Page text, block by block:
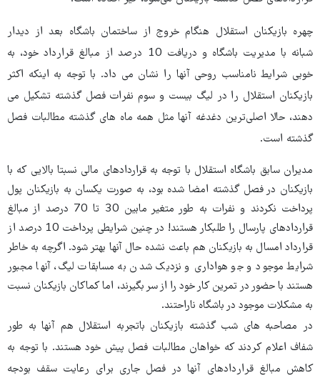
چهره بازیکنان استقلال هنگام خروج از ساختمان باشگاه بعد از دیدار
شبانه با مدیریت باشگاه و دریافت 10 درصد از مبالغ قرارداد خود، به
خوبی شرایط نامناسب روحی آنها را نشان می داد. با توجه به اینکه اکثر
بازیکنان استقلال را در لیگ بیست و سوم نفرات فصل گذشته تشکیل می
دهند، حالا اصلی‌ترین دغدغه آنها مثل همه ماه های گذشته مطالبات فصل
گذشته است.
مدیران سابق باشگاه استقلال با توجه به قراردادهای مالی نسبتا بالایی که با
بازیکنان در فصل گذشته امضا شده بود، به صورت یکسان به بازیکنان پول
پرداخت نکردند و نفرات به طور متغیر مابین 30 تا 70 درصد از مبالغ
قراردادهای پارسال را طلبکار هستند! در چنین شرایطی پرداخت 10 درصد از
قرارداد امسال به بازیکنان هم باعث نشده حال آنها بهتر شود. اگرچه به خاطر
شرایط موجود و جو هواداری و نزدیک شدن به مسابقات لیگ، آنها مجبور
هستند با حضور در تمرین کار خود را از سر بگیرند، اما کماکان بازیکنان نسبت
به مشکلات موجود در باشگاه ناراحتند.
در مصاحبه های شب گذشته بازیکنان باتجربه استقلال هم آنها به طور
شفاف اعلام کردند که خواهان مطالبات فصل پیش خود هستند. با توجه به
کاهش مبالغ قراردادهای آنها در فصل جاری برای رعایت سقف بودجه